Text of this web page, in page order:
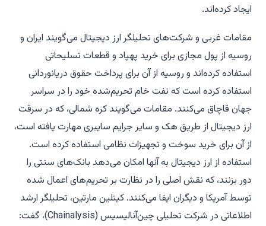
ایجاد کرده‌اند.
مقامات غربی و شرکت‌های تحلیلگر ارز دیجیتال می‌گویند ایران و
روسیه از پول مجازی برای خرید پهپاد و قطعات تسلیحاتی
استفاده کرده‌اند و روسیه از آن برای پرداخت حقوق دریانوردانی
استفاده کرده است که نفت خام تحریم‌شده خود را در سراسر
جهان قاچاق می‌کنند. مقامات می‌گویند کره شمالی، که در سرقت
ارز دیجیتال از طریق هک و سایر جرایم سایبری مهارت یافته است،
از آن برای خرید سوخت و تجهیزات نظامی استفاده کرده است.
استفاده از ارز دیجیتال به آنها امکان می‌دهد بانک‌های سنتی را
دور بزنند، که نقش اصلی را در نظارت بر تحریم‌های اعمال شده
توسط آمریکا و دیگران ایفا می‌کنند. کیتلین مارتین، تحلیلگر ارشد
اطلاعاتی در شرکت تحلیلی چین‌آنالیسیس (Chainalysis)، گفت: